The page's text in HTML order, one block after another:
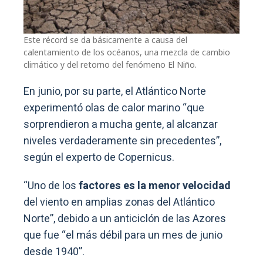
Este récord se da básicamente a causa del
calentamiento de los océanos, una mezcla de cambio
climático y del retorno del fenómeno El Niño.
En junio, por su parte, el Atlántico Norte
experimentó olas de calor marino “que
sorprendieron a mucha gente, al alcanzar
niveles verdaderamente sin precedentes”,
según el experto de Copernicus.
“Uno de losfactores es la menor velocidad
del viento en amplias zonas del Atlántico
Norte”, debido a un anticiclón de las Azores
que fue “el más débil para un mes de junio
desde 1940”.